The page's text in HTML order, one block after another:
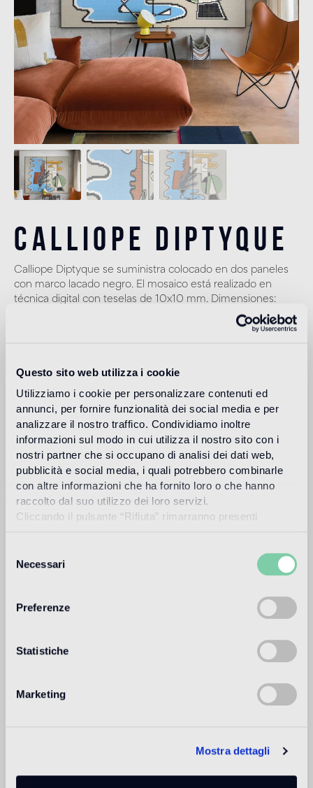
Questo sito web utilizza i cookie
Utilizziamo i cookie per personalizzare contenuti ed
annunci, per fornire funzionalità dei social media e per
analizzare il nostro traffico. Condividiamo inoltre
informazioni sul modo in cui utilizza il nostro sito con i
nostri partner che si occupano di analisi dei dati web,
pubblicità e social media, i quali potrebbero combinarle
con altre informazioni che ha fornito loro o che hanno
raccolto dal suo utilizzo dei loro servizi.
Cliccando il pulsante “Rifiuta” rimarranno presenti
tecnici.
delNecessari
Preferenze
Statistiche
Marketing
Mostra dettagli
Calliope Diptyque
Calliope Diptyque se suministra colocado en dos paneles
con marco lacado negro. El mosaico está realizado en
técnica digital con teselas de 10x10 mm. Dimensiones:
122x207(h) cm por panel, 244x207(h) cm total. Peso: 50
Solicitar información
Composition
SM 10.77 VTC 10.02
VTC 10.65
vincent darré